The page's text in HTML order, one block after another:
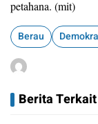
petahana. (mit)
Berau
Berita Terkait